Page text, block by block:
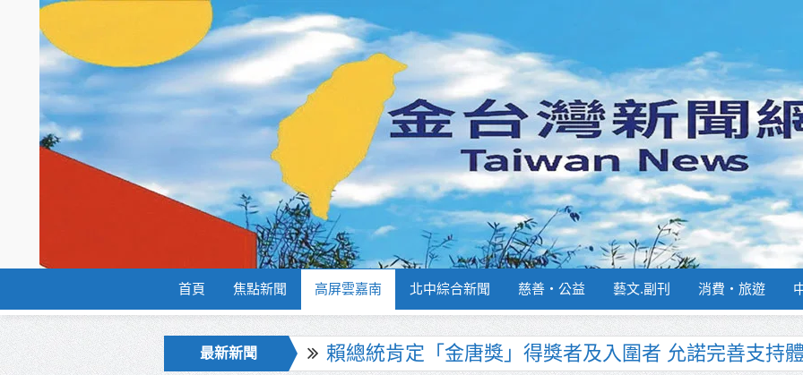
首頁 焦點新聞 高屏雲嘉南 北中綜合新聞 慈善‧公益 藝文.副刊 消費‧旅遊
最新新聞
海巡署南部分署主官大換血 蔡順元勉提升巡防戰力